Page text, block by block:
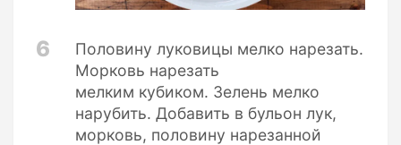
6
Половину луковицы мелко нарезать.
Морковь нарезать
мелким кубиком. Зелень мелко
нарубить. Добавить в бульон лук,
морковь, половину нарезанной